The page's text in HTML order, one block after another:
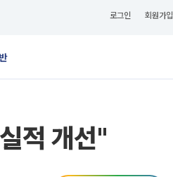
로그인 회원가입
적 개선"